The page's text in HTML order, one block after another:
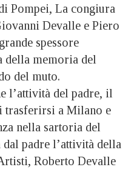
Pompei, La congiura
Devalle e Piero
spessore
della memoria del
del muto.
l’attività del padre, il
trasferirsi a Milano e
nella sartoria del
padre l’attività della
Roberto Devalle